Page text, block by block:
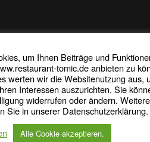
um Ihnen Beiträge und
tomic.de anbieten zu
werten wir die Websitenutzung aus,
Interessen auszurichten. Sie
widerrufen oder ändern. Weitere
Sie in unserer Datenschutzerklärung.
Alle Cookie akzeptieren.